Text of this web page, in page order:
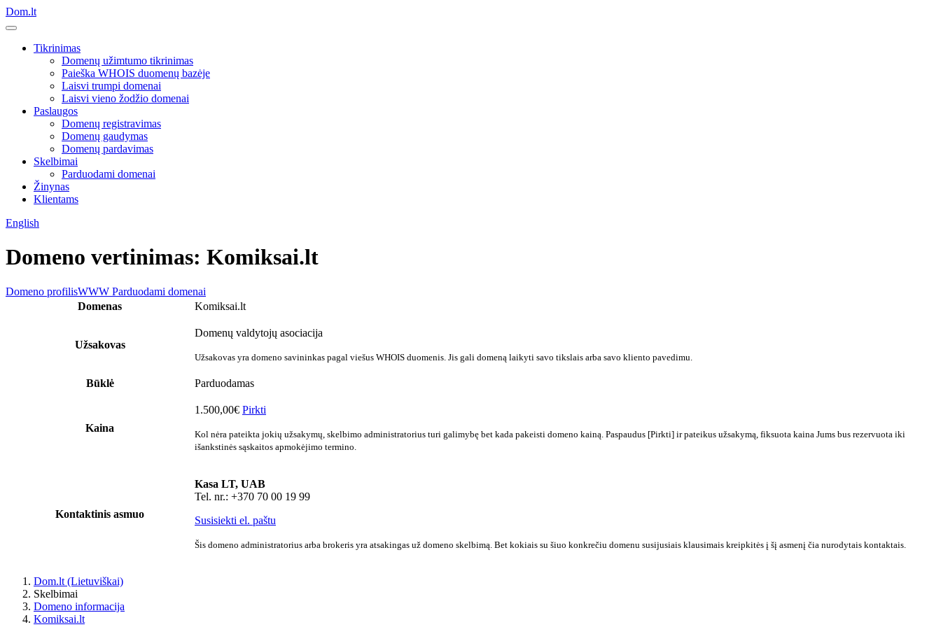
Dom.lt
Tikrinimas
Domenų užimtumo tikrinimas
Paieška WHOIS duomenų bazėje
Laisvi trumpi domenai
Laisvi vieno žodžio domenai
Paslaugos
Domenų registravimas
Domenų gaudymas
Domenų pardavimas
Skelbimai
Parduodami domenai
Žinynas
Klientams
English
Domeno vertinimas: Komiksai.lt
Domeno profilisWWW Parduodami domenai
Domenas
Komiksai.lt
Užsakovas
Domenų valdytojų asociacija
Užsakovas yra domeno savininkas pagal viešus WHOIS duomenis. Jis gali domeną laikyti savo tikslais arba savo kliento pavedimu.
Būklė Parduodamas
Kaina
1.500,00€ Pirkti
Kol nėra pateikta jokių užsakymų, skelbimo administratorius turi galimybę bet kada pakeisti domeno kainą. Paspaudus [Pirkti] ir pateikus užsakymą, fiksuota kaina Jums bus rezervuota iki
išankstinės sąskaitos apmokėjimo termino.
Kontaktinis asmuo
Kasa LT, UAB
Tel. nr.: +370 70 00 19 99
Susisiekti el. paštu
Šis domeno administratorius arba brokeris yra atsakingas už domeno skelbimą. Bet kokiais su šiuo konkrečiu domenu susijusiais klausimais kreipkitės į šį asmenį čia nurodytais kontaktais.
Dom.lt (Lietuviškai)
Skelbimai
Domeno informacija
Komiksai.lt